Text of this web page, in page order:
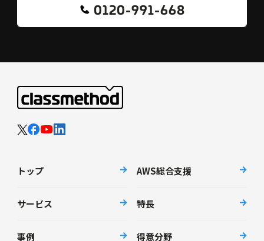
0120-991-668
トップ AWS総合支援
サービス 特長
事例 得意分野